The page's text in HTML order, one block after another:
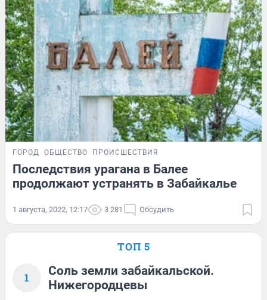
ГОРОД ОБЩЕСТВО ПРОИСШЕСТВИЯ
Последствия урагана в Балее
продолжают устранять в Забайкалье
1 августа, 2022, 12:17 3 281 Обсудить
ТОП 5
1
Соль земли забайкальской.
Нижегородцевы